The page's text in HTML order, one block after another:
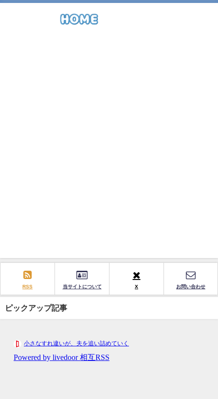
RSS 当サイトについて X お問い合わせ
ピックアップ記事